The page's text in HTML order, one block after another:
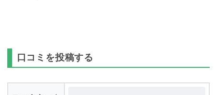
口コミを投稿する